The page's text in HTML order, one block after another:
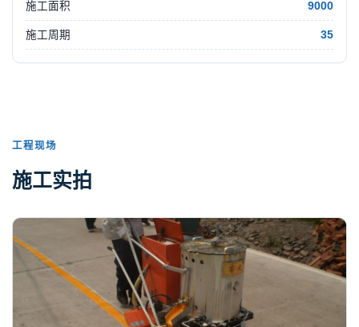
施工面积 9000
施工周期 35
工程现场
施工实拍